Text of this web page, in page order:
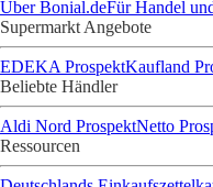
Über Bonial.deFür Handel
Supermarkt Angebote
EDEKA ProspektKaufland
Beliebte Händler
Aldi Nord ProspektNetto
Ressourcen